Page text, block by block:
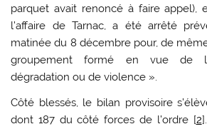
parquet avait renoncé à faire appel),
l’affaire de Tarnac, a été arrêté
matinée du 8 décembre pour, de
groupement formé en vue de
dégradation ou de violence ».
Côté blessés, le bilan provisoire
dont 187 du côté forces de l’ordre[2]